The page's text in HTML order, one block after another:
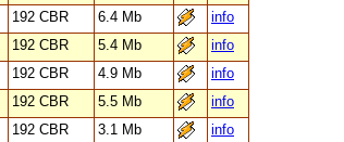
192 CBR 6.4 Mb
info
192 CBR 5.4 Mb
info
192 CBR 4.9 Mb
info
192 CBR 5.5 Mb
info
192 CBR 3.1 Mb
info